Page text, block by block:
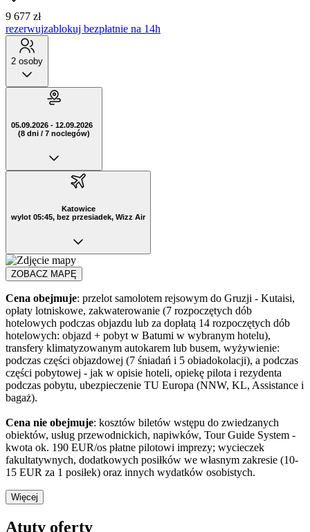
9 677 zł
rezerwujzablokuj bezpłatnie na 14h
2 osoby
05.09.2026 - 12.09.2026
(8 dni / 7 noclegów)
Katowice
wylot 05:45, bez przesiadek, Wizz Air
ZOBACZ MAPĘ
Cena obejmuje: przelot samolotem rejsowym do Gruzji - Kutaisi,
opłaty lotniskowe, zakwaterowanie (7 rozpoczętych dób
hotelowych podczas objazdu lub za dopłatą 14 rozpoczętych dób
hotelowych: objazd + pobyt w Batumi w wybranym hotelu),
transfery klimatyzowanym autokarem lub busem, wyżywienie:
podczas części objazdowej (7 śniadań i 5 obiadokolacji), a podczas
części pobytowej - jak w opisie hoteli, opiekę pilota i rezydenta
podczas pobytu, ubezpieczenie TU Europa (NNW, KL, Assistance i
bagaż).
Cena nie obejmuje: kosztów biletów wstępu do zwiedzanych
obiektów, usług przewodnickich, napiwków, Tour Guide System -
kwota ok. 190 EUR/os płatne pilotowi imprezy; wycieczek
fakultatywnych, dodatkowych posiłków we własnym zakresie (10-
15 EUR za 1 posiłek) oraz innych wydatków osobistych.
Więcej
Atuty oferty